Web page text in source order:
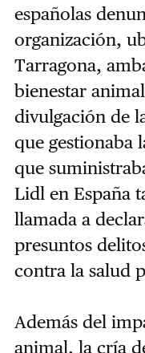
españolas
organización,
Tarragona,
bienestar
divulgación de
que gestionaba
que
Lidl en España
llamada a
presuntos
contra la salud
Además del
animal, la cría